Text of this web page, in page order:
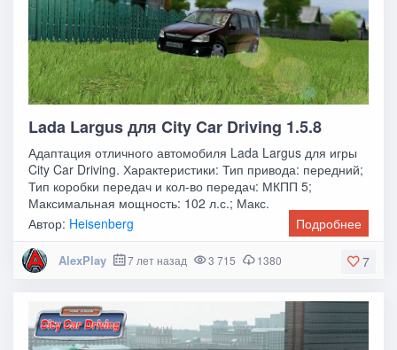
Lada Largus для City Car Driving 1.5.8
Адаптация отличного автомобиля Lada Largus для игры
City Car Driving. Характеристики: Тип привода: передний;
Тип коробки передач и кол-во передач: МКПП 5;
Максимальная мощность: 102 л.с.; Макс.
Автор: Heisenberg Подробнее
7
AlexPlay 7 лет назад 3 715 1380